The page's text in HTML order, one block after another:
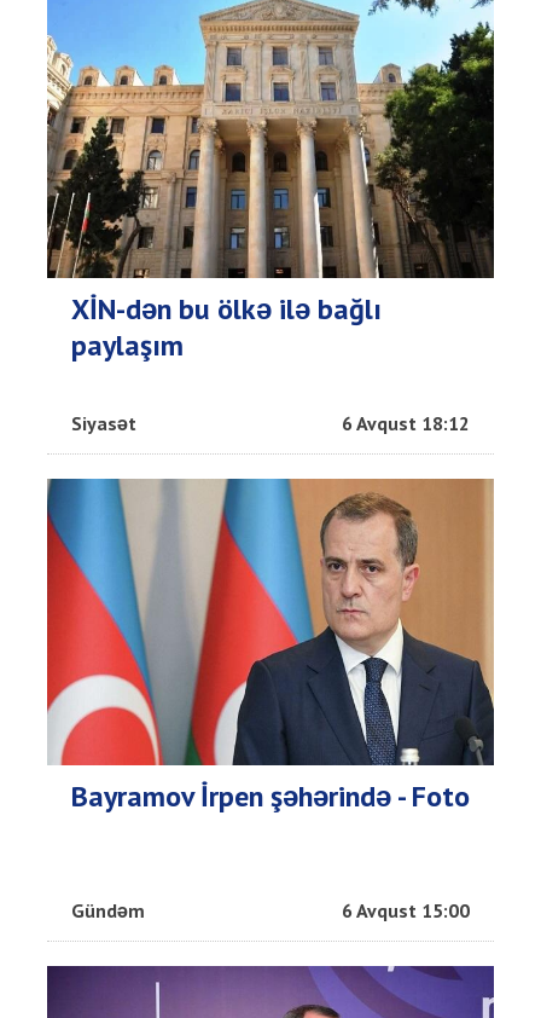
XİN-dən bu ölkə ilə bağlı
paylaşım
Siyasət 6 Avqust 18:12
Bayramov İrpen şəhərində - Foto
Gündəm 6 Avqust 15:00